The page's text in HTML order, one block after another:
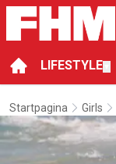
LIFESTYLE
Startpagina Girls